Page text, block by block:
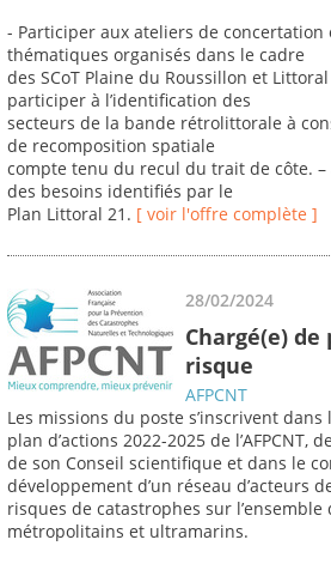
- Participer aux ateliers de concertation
thématiques organisés dans le cadre
des SCoT Plaine du Roussillon et
participer à l’identification des
secteurs de la bande rétrolittorale à
de recomposition spatiale
compte tenu du recul du trait de côte.
des besoins identifiés par le
Plan Littoral 21. [ voir l'offre complète ]
28/02/2024
Chargé(e)
risque
AFPCNT
Les missions du poste s’inscrivent
plan d’actions 2022-2025 de l’AFPCNT,
de son Conseil scientifique et dans le
développement d’un réseau d’acteurs
risques de catastrophes sur
métropolitains et ultramarins.